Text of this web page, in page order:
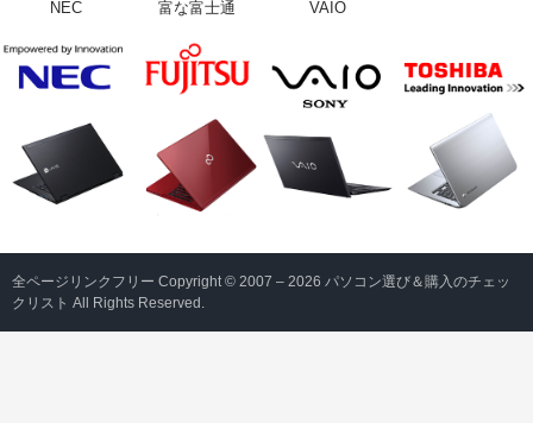
NEC
富な富士通
VAIO
全ページリンクフリー Copyright © 2007 – 2026 パソコン選び＆購入のチェッ
クリスト All Rights Reserved.